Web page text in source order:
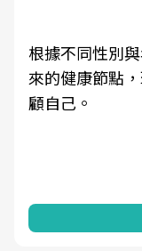
根據不同性別
來的健康節點
顧自己。